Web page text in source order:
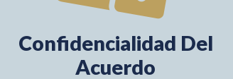
Confidencialidad Del
Acuerdo